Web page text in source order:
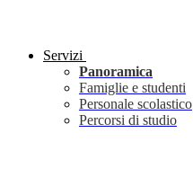
Servizi
Panoramica
Famiglie e studenti
Personale scolastico
Percorsi di studio